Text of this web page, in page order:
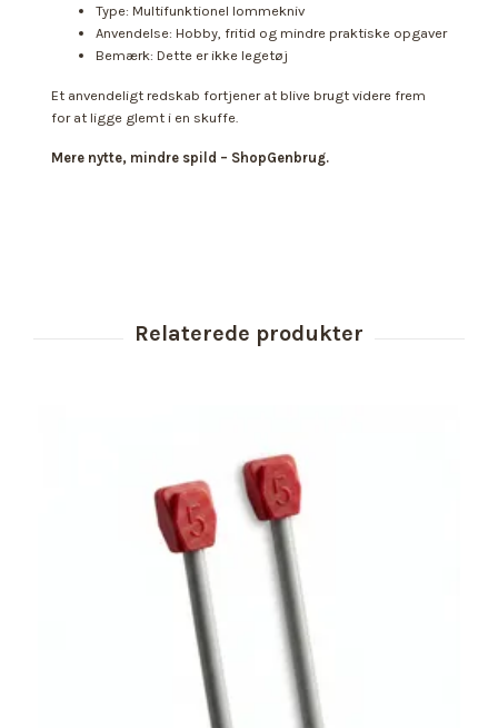
Type: Multifunktionel lommekniv
Anvendelse: Hobby, fritid og mindre praktiske opgaver
Bemærk: Dette er ikke legetøj
Et anvendeligt redskab fortjener at blive brugt videre frem
for at ligge glemt i en skuffe.
Mere nytte, mindre spild – ShopGenbrug.